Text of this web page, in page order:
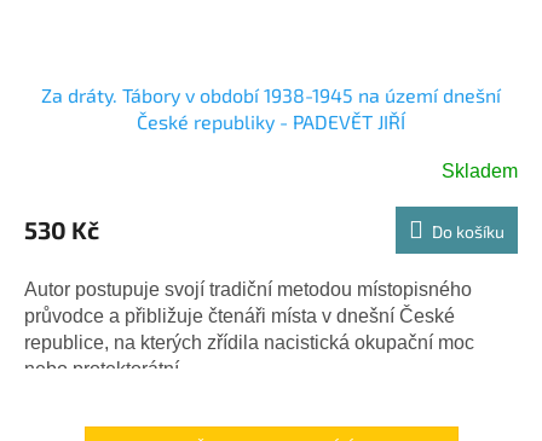
Za dráty. Tábory v období 1938-1945 na území dnešní
České republiky - PADEVĚT JIŘÍ
Skladem
530 Kč Do košíku
Autor postupuje svojí tradiční metodou místopisného
průvodce a přibližuje čtenáři místa v dnešní České
republice, na kterých zřídila nacistická okupační moc
nebo protektorátní...